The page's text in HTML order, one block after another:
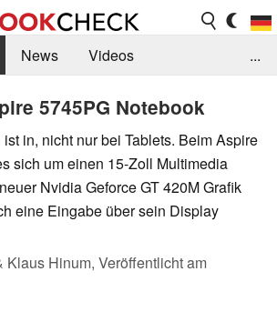
News
Videos
Deals Suche
Jobs
...
5745PG Notebook
ist in, nicht nur bei Tablets. Beim Aspire
sich um einen 15-Zoll Multimedia
Nvidia Geforce GT 420M Grafik
eine Eingabe über sein Display
Klaus Hinum, Veröffentlicht am